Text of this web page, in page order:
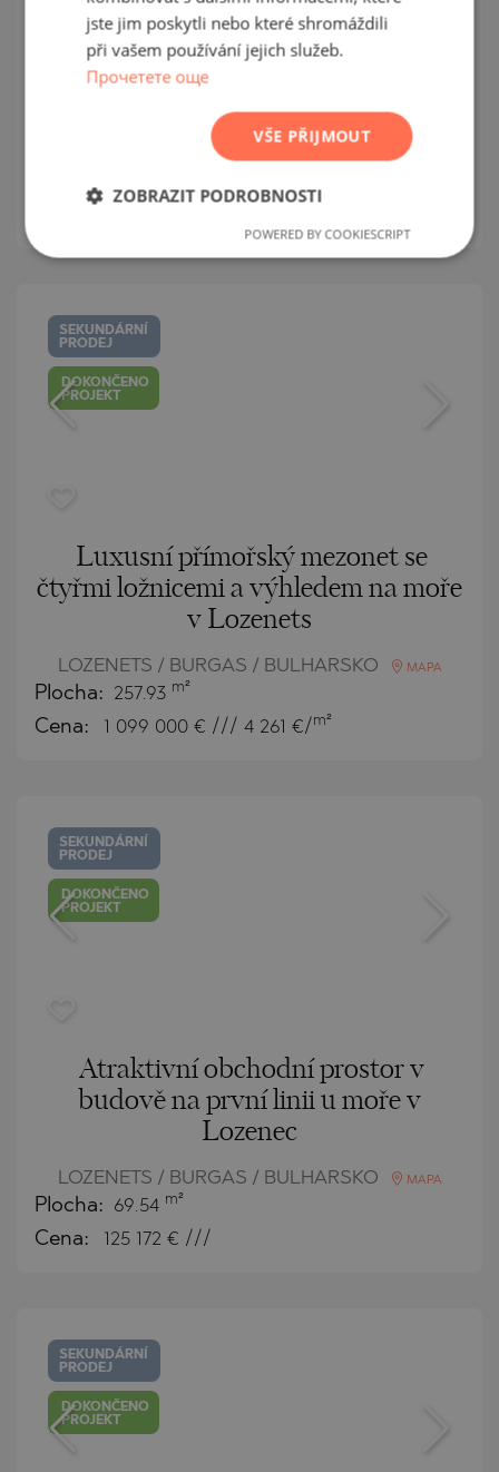
LOZENETS / BURGAS / BULHARSKO MAPA
Plocha:
SEKUNDÁRNÍ
PRODEJ
DOKONČENO
PROJEKT
Luxusní přímořský mezonet se
čtyřmi ložnicemi a výhledem na moře
v Lozenets
LOZENETS / BURGAS / BULHARSKO MAPA
Plocha: 257.93 m²
Cena: 1 099 000 € /// 4 261 €/ m²
SEKUNDÁRNÍ
PRODEJ
DOKONČENO
PROJEKT
Atraktivní obchodní prostor v
budově na první linii u moře v
Lozenec
LOZENETS / BURGAS / BULHARSKO MAPA
Plocha: 69.54 m²
Cena: 125 172 € ///
SEKUNDÁRNÍ
PRODEJ
DOKONČENO
PROJEKT
POLISH
CZECH
jste jim poskytli nebo které shromáždili
při vašem používání jejich služeb.
Прочетете още
VŠE PŘIJMOUT
ZOBRAZIT PODROBNOSTI
POWERED BY COOKIESCRIPT